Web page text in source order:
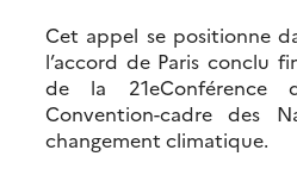
Cet appel se positionne
l’accord de Paris conclu
de la 21e
Convention-cadre des
changement climatique.